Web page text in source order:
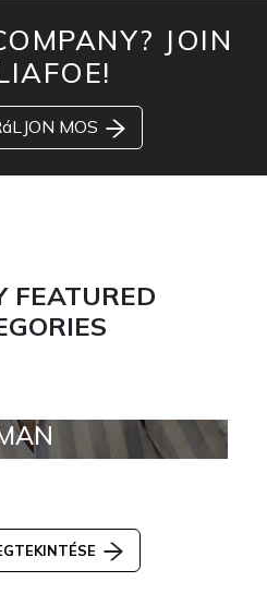
JOIN
MOS
FEATURED